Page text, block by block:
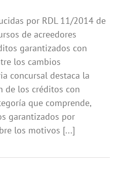
por RDL 11/2014 de
de acreedores
garantizados con
los cambios
concursal destaca la
de los créditos con
que comprende,
garantizados por
los motivos [...]